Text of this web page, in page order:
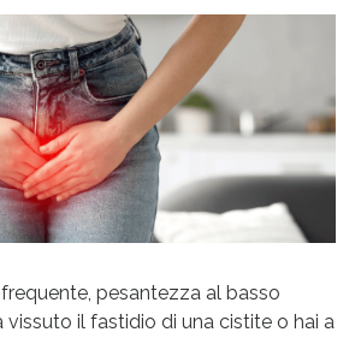
pesantezza al basso
vissuto il fastidio di una cistite o hai a